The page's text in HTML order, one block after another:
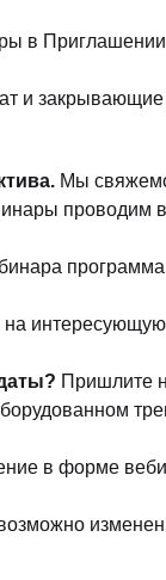
в Приглашении
и
Мы
проводим
программа
интересующую
Пришлите
в форме